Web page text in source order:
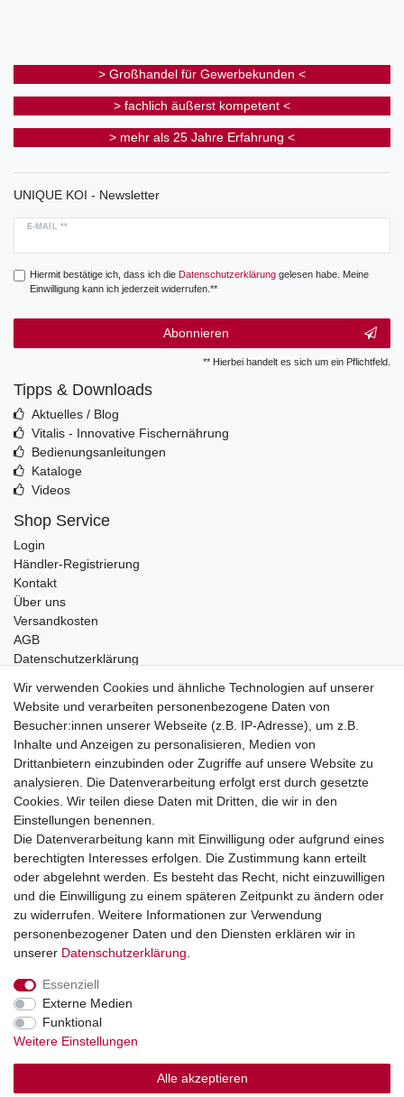
> Großhandel für Gewerbekunden <
> fachlich äußerst kompetent <
> mehr als 25 Jahre Erfahrung <
UNIQUE KOI - Newsletter
E-MAIL **
Hiermit bestätige ich, dass ich die Daten­schutz­erklärunggelesen habe. Meine
Einwilligung kann ich jederzeit widerrufen.**
Abonnieren
** Hierbei handelt es sich um ein Pflichtfeld.
Tipps & Downloads
Aktuelles / Blog
Vitalis - Innovative Fischernährung
Bedienungsanleitungen
Kataloge
Videos
Shop Service
Login
Händler-Registrierung
Kontakt
Über uns
Versandkosten
AGB
Datenschutzerklärung
Telefonische Beratung und Unterstützung für Händler unter:
+49 2851 5895-0
Montag - Donnerstag: 08.00 - 16.30 Uhr
Freitag: 08.00 - 16.00 Uhr
Wir sind ein Großhandel, bitte wenden Sie sich als
Endkunde direkt an Ihren örtlichen Fachhändler. Vielen
Dank!
Widerrufs­recht Impressum Daten­schutz­erklärung
Wir verwenden Cookies und ähnliche Technologien auf unserer
Website und verarbeiten personenbezogene Daten von
Besucher:innen unserer Webseite (z.B. IP-Adresse), um z.B.
Inhalte und Anzeigen zu personalisieren, Medien von
Drittanbietern einzubinden oder Zugriffe auf unsere Website zu
analysieren. Die Datenverarbeitung erfolgt erst durch gesetzte
Cookies. Wir teilen diese Daten mit Dritten, die wir in den
Einstellungen benennen.
Die Datenverarbeitung kann mit Einwilligung oder aufgrund eines
berechtigten Interesses erfolgen. Die Zustimmung kann erteilt
oder abgelehnt werden. Es besteht das Recht, nicht einzuwilligen
und die Einwilligung zu einem späteren Zeitpunkt zu ändern oder
zu widerrufen. Weitere Informationen zur Verwendung
personenbezogener Daten und den Diensten erklären wir in
unserer Daten­schutz­erklärung
Essenziell
Externe Medien
Funktional
Weitere Einstellungen
Alle akzeptieren